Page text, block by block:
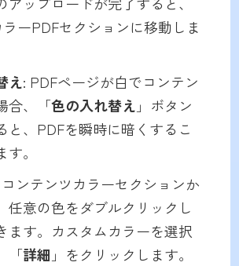
ーPDFセクションに移動しま
え: PDFページが白でコンテン
合、「色の入れ替え 」ボタン
と、PDFを瞬時に暗くするこ
。
ンテンツカラーセクションか
任意の色をダブルクリックし
ます。カスタムカラーを選択
「詳細 」をクリックします。